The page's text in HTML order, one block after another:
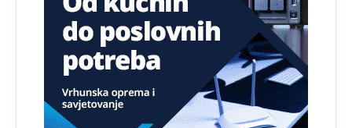
биће увек држава за турчина који овде уноси немир
Анонимно2806552 5:39
nije mujo turcin, mujo ue bendasr
Анонимно2806721
43 пре мин.